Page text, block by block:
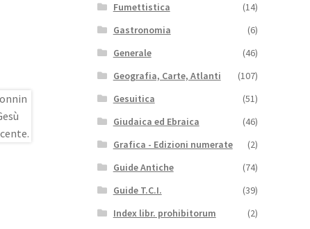
Fumettistica
(14)
Gastronomia
(6)
Generale
(46)
Geografia, Carte, Atlanti
(107)
Gesuitica
(51)
Giudaica ed Ebraica
(46)
Grafica - Edizioni numerate
(2)
Guide Antiche
(74)
Guide T.C.I.
(39)
Index libr. prohibitorum
(2)